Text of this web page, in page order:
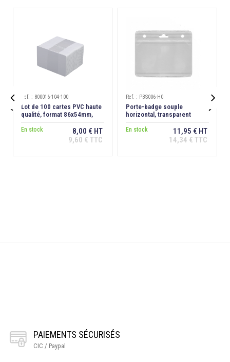

Ref. : 800016-104-100
Lot de 100 cartes PVC haute
qualité, format 86x54mm,
En stock
8,00 € HT
9,60 € TTC
Ref. : PBS006-H0
Porte-badge souple
horizontal, transparent
En stock
11,95 € HT
14,34 € TTC

PAIEMENTS SÉCURISÉS
CIC / Paypal